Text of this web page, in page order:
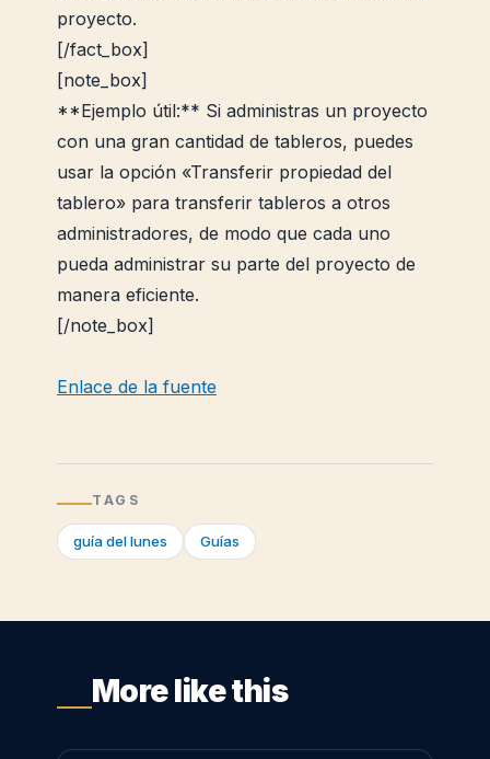
proyecto.
[/fact_box]
[note_box]
**Ejemplo útil:** Si administras un proyecto
con una gran cantidad de tableros, puedes
usar la opción «Transferir propiedad del
tablero» para transferir tableros a otros
administradores, de modo que cada uno
pueda administrar su parte del proyecto de
manera eficiente.
[/note_box]
Enlace de la fuente
TAGS
guía del lunes Guías
More like this